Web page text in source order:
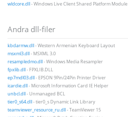
wldcore.dll- Windows Live Client Shared Platform Module
Andra dll-filer
kbdarmw.dll- Western Armenian Keyboard Layout
msxml3.dll- MSXML 3.0
resampledmo.dll- Windows Media Resampler
fpxlib.dll- FPXLIB.DLL
ep7mdl03.dll- EPSON 9Pin/24Pin Printer Driver
icardie.dll- Microsoft Information Card IE Helper
unbcl.dll- Unmanaged BCL
tier0_s64.dll- tier0_s Dynamic Link Library
teamviewer_resource_ru.dll- TeamViewer 15